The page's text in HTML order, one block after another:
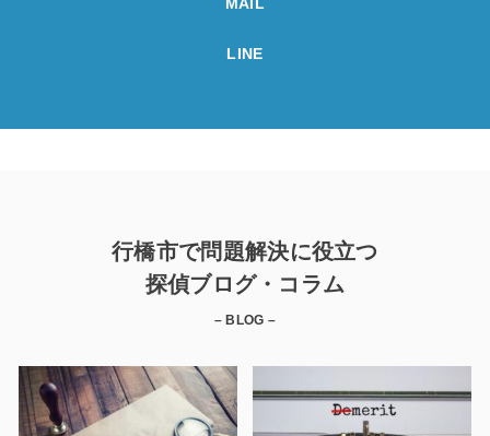
LINE
行橋市で問題解決に役立つ
探偵ブログ・コラム
– BLOG –